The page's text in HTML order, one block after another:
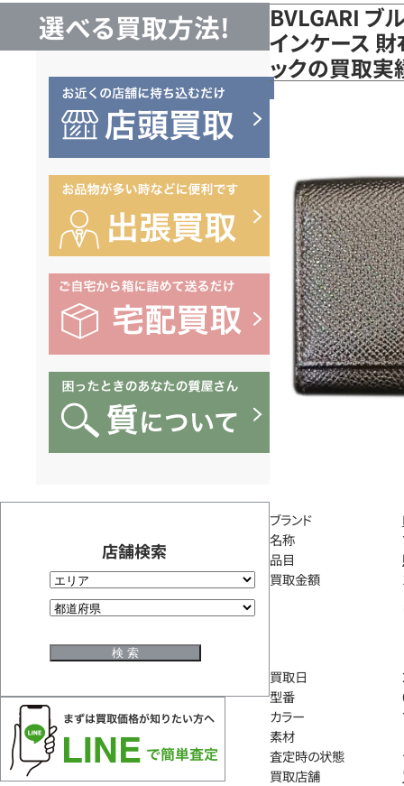
選べる買取方法!
店舗検索
BVLGARI ブ
インケース
ックの買取実
ブランド
名称
品目
買取金額
買取日
型番
カラー
素材
査定時の状態
買取店舗